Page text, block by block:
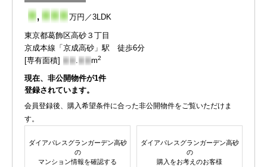
- ,- - - 万円／3LDK
東京都葛飾区高砂３丁目
京成本線「京成高砂」駅 徒歩6分
[専有面積] - - .- - m2
現在、非公開物件が1件
登録されています。
会員登録後、購入希望条件に合った非公開物件をご覧いただけま
す。
ダイアパレスグランガーデン高砂
の
マンション情報を確認する
ダイアパレスグランガーデン高砂
の
購入をお考えのお客様